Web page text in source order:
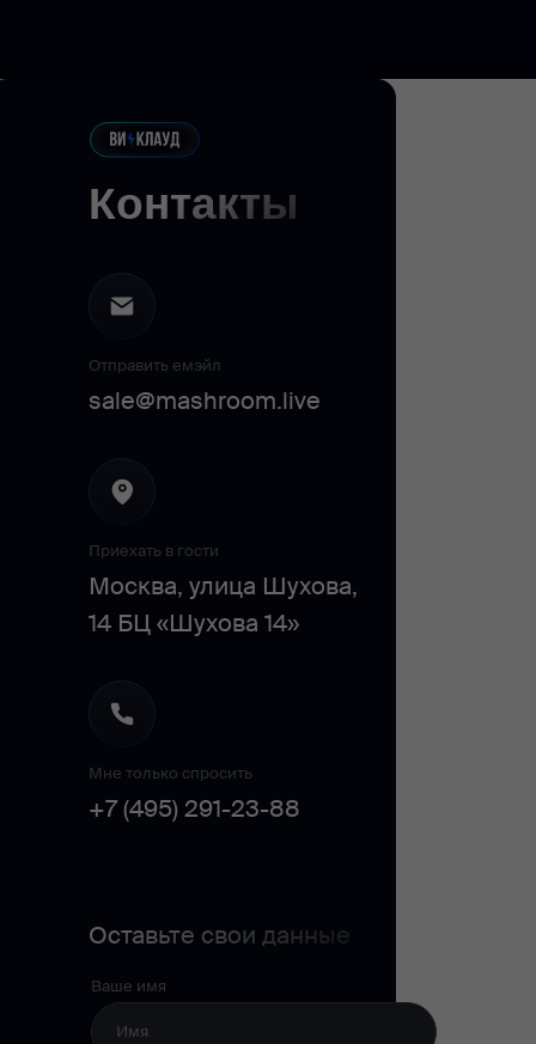
Контакты
Ваше имя
Оставьте свои данные
Отправить емэйл
sale@mashroom.live
Мне только спросить
+7 (495) 291-23-88
Приехать в гости
Москва, улица Шухова,
14 БЦ «Шухова 14»